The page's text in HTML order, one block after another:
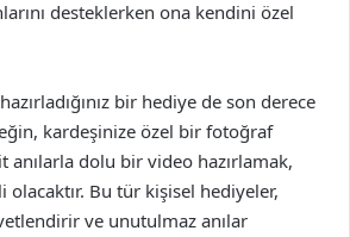
desteklerken ona kendini özel
bir hediye de son derece
kardeşinize özel bir fotoğraf
anılarla dolu bir video hazırlamak,
Bu tür kişisel hediyeler,
ve unutulmaz anılar